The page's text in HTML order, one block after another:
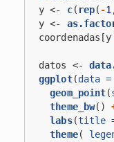
y <-
c( rep( -1
y <-
datos <-
ggplot(data =
geom_point(
theme_bw()
labs(title
theme(